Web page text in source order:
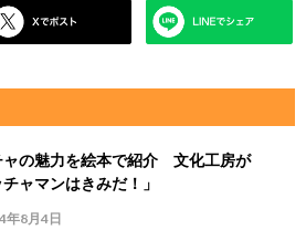
ャの魅力を絵本で紹介 文化工房が
チャマンはきみだ！」
年8月4日